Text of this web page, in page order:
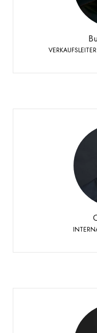
+41
+41
La